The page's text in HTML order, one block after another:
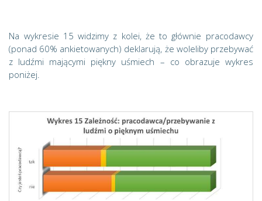
Na wykresie 15 widzimy z kolei, że to głównie pracodawcy
(ponad 60% ankietowanych) deklarują, że woleliby przebywać
z ludźmi mającymi piękny uśmiech – co obrazuje wykres
poniżej.